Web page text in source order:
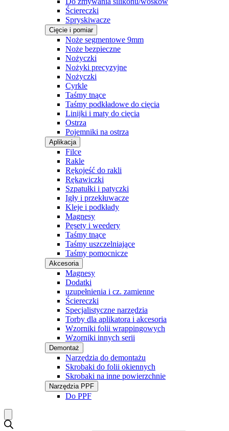
Ściereczki
Spryskiwacze
Cięcie i pomiar
Noże segmentowe 9mm
Noże bezpieczne
Nożyczki
Nożyki precyzyjne
Nożyczki
Cyrkle
Taśmy tnące
Taśmy podkładowe do cięcia
Linijki i maty do cięcia
Ostrza
Pojemniki na ostrza
Aplikacja
Filce
Rakle
Rękojeść do rakli
Rękawiczki
Szpatułki i patyczki
Igły i przekłuwacze
Kleje i podkłady
Magnesy
Pęsety i weedery
Taśmy tnące
Taśmy uszczelniające
Taśmy pomocnicze
Akcesoria
Magnesy
Dodatki
uzupełnienia i cz. zamienne
Ściereczki
Specjalistyczne narzędzia
Torby dla aplikatora i akcesoria
Wzorniki folii wrappingowych
Wzorniki innych serii
Demontaż
Narzędzia do demontażu
Skrobaki do folii okiennych
Skrobaki na inne powierzchnie
Narzędzia PPF
Do PPF